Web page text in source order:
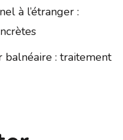
à l’étranger :
balnéaire : traitement